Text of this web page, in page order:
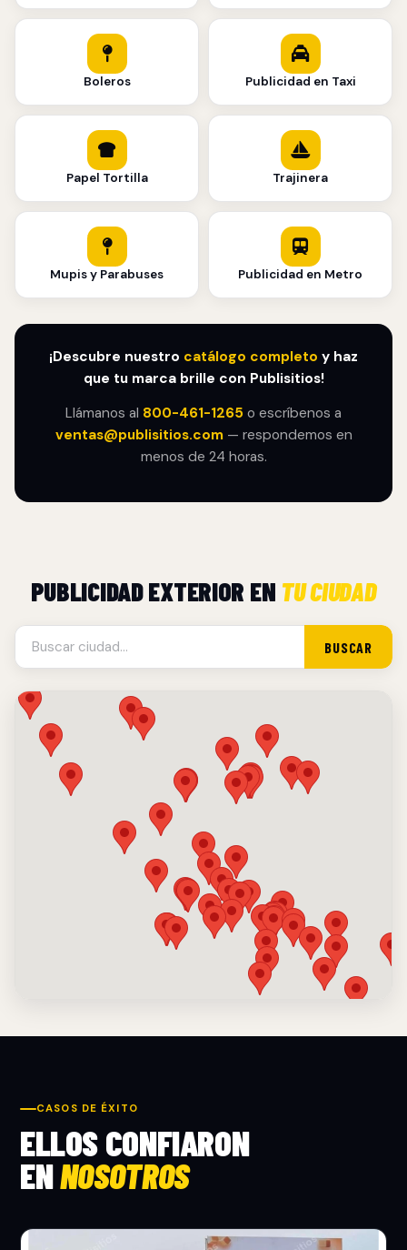
Boleros Publicidad en Taxi
Papel Tortilla Trajinera
Mupis y Parabuses Publicidad en Metro
¡Descubre nuestro catálogo completo y haz
que tu marca brille con Publisitios!
Llámanos al 800-461-1265 o escríbenos a
ventas@publisitios.com— respondemos en
menos de 24 horas.
PUBLICIDAD EXTERIOR EN TU CIUDAD
BUSCAR
CASOS DE ÉXITO
ELLOS CONFIARON
ENNOSOTROS